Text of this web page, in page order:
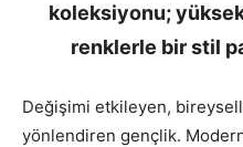
koleksiyonu;
renklerle bir stil
Değişimi etkileyen,
yönlendiren gençlik.